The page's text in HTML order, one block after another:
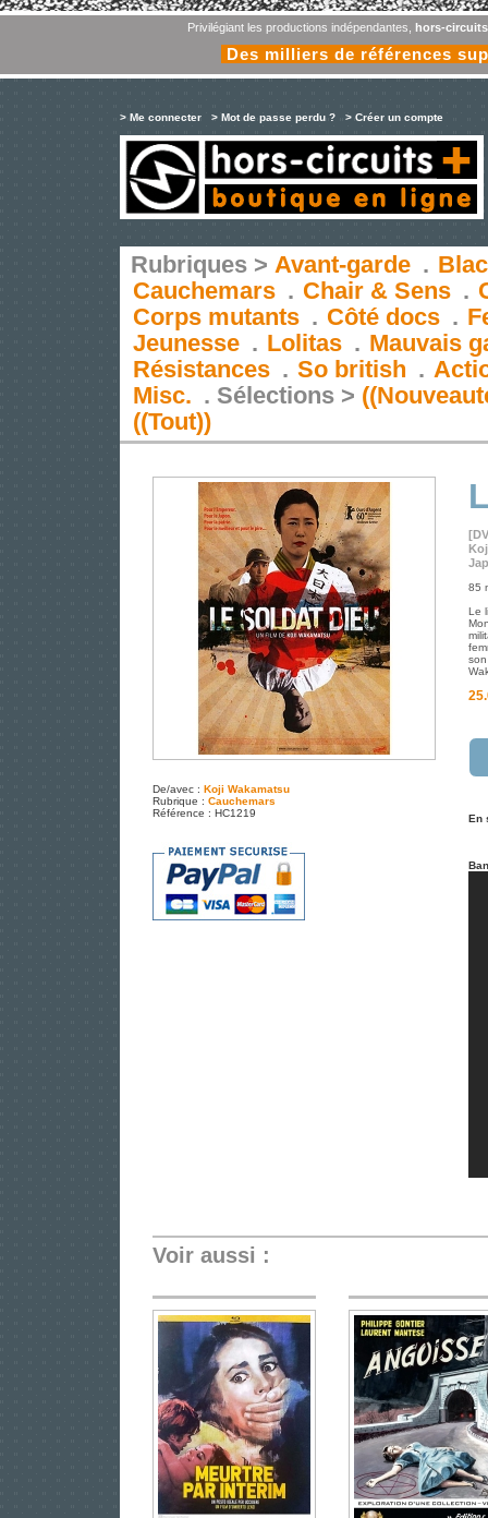
Privilégiant les productions indépendantes, hors-
Des milliers de références
> Me connecter > Mot de passe perdu ? > Créer un compte
Rubriques > Avant-garde .
Cauchemars . Chair & Sens .
Corps mutants . Côté docs .
Jeunesse . Lolitas . Mauvais
Résistances . So british .
Misc. . Sélections >
((Tout))
De/avec : Koji Wakamatsu
Rubrique : Cauchemars
Référence : HC1219
85
Le
En
Voir aussi :